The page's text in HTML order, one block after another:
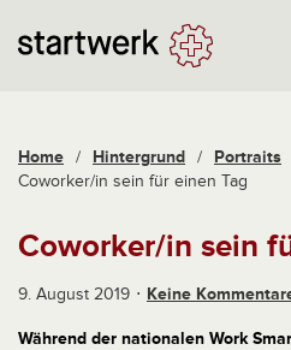
Home / Hintergrund / Portraits
Coworker/in sein für einen Tag
Coworker/in sein
9. August 2019 Keine
Während der nationalen Work